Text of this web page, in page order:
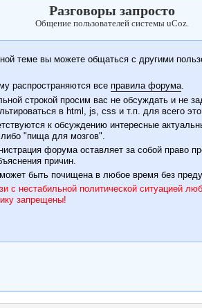
Разговоры запросто
Общение пользователей системы uCoz.
теме вы можете общаться с другими
распространяются все правила форума.
строкой просим вас не обсуждать и не
в html, js, css и т.п. для всего
к обсуждению интересные
"пища для мозгов".
форума оставляет за собой право
причин.
быть почищена в любое время без
с нестабильной политической ситуацией
запрещены!